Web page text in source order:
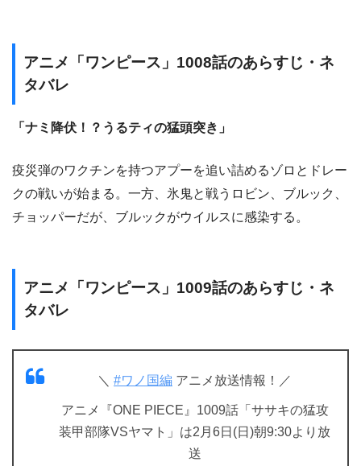
アニメ「ワンピース」1008話のあらすじ・ネ
タバレ
「ナミ降伏！？うるティの猛頭突き」
疫災弾のワクチンを持つアプーを追い詰めるゾロとドレー
クの戦いが始まる。一方、氷鬼と戦うロビン、ブルック、
チョッパーだが、ブルックがウイルスに感染する。
アニメ「ワンピース」1009話のあらすじ・ネ
タバレ
＼ #ワノ国編 アニメ放送情報！／
アニメ『ONE PIECE』1009話「ササキの猛攻
装甲部隊VSヤマト」は2月6日(日)朝9:30より放
送